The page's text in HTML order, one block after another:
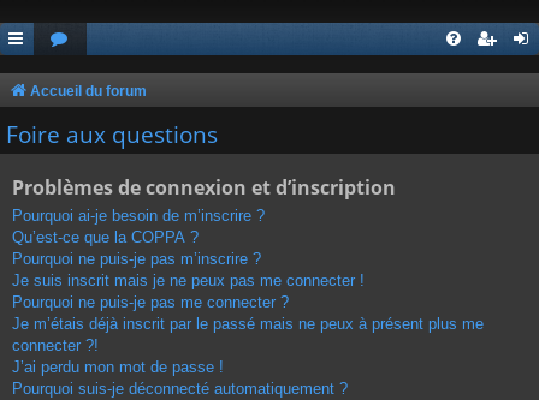
Accueil du forum
Foire aux questions
Problèmes de connexion et d’inscription
Pourquoi ai-je besoin de m’inscrire ?
Qu’est-ce que la COPPA ?
Pourquoi ne puis-je pas m’inscrire ?
Je suis inscrit mais je ne peux pas me connecter !
Pourquoi ne puis-je pas me connecter ?
Je m’étais déjà inscrit par le passé mais ne peux à présent plus me
connecter ?!
J’ai perdu mon mot de passe !
Pourquoi suis-je déconnecté automatiquement ?